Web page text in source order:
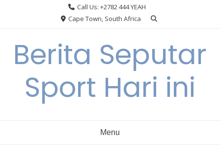
Call Us: +2782 444 YEAH
Cape Town, South Africa
Berita Seputar
Sport Hari ini
Menu